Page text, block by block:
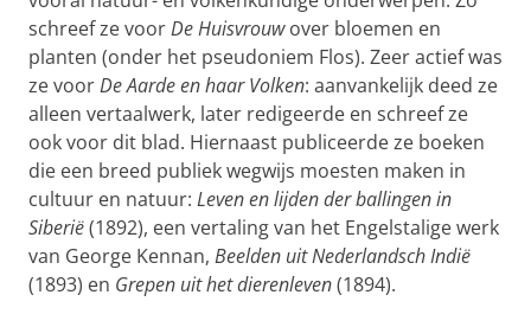
schreef ze voorDe Huisvrouwover bloemen en
planten (onder het pseudoniem Flos). Zeer actief was
ze voorDe Aarde en haar Volken: aanvankelijk deed ze
alleen vertaalwerk, later redigeerde en schreef ze
ook voor dit blad. Hiernaast publiceerde ze boeken
die een breed publiek wegwijs moesten maken in
cultuur en natuur: Leven en lijden der ballingen in
Siberië(1892), een vertaling van het Engelstalige werk
van George Kennan, Beelden uit Nederlandsch Indië
(1893) en Grepen uit het dierenleven(1894).